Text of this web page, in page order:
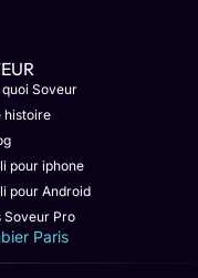
Soveur
histoire
pour iphone
pour Android
Soveur Pro
Paris